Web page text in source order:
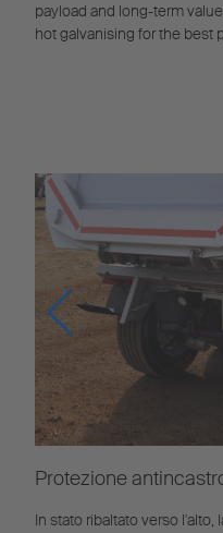
payload and long-term
hot galvanising for the best
Protezione
In stato ribaltato verso